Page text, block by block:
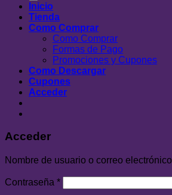
Inicio
Tienda
Como Comprar
Como Comprar
Formas de Pago
Promociones y Cupones
Como Descargar
Cupones
Acceder
Acceder
Nombre de usuario o correo electrónico
Contraseña *